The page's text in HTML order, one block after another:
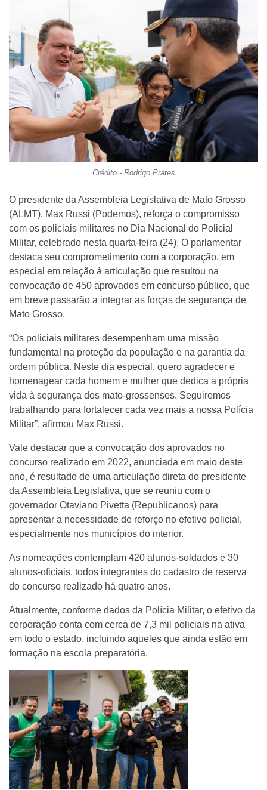
Crédito - Rodrigo Prates
O presidente da Assembleia Legislativa de Mato Grosso
(ALMT), Max Russi (Podemos), reforça o compromisso
com os policiais militares no Dia Nacional do Policial
Militar, celebrado nesta quarta-feira (24). O parlamentar
destaca seu comprometimento com a corporação, em
especial em relação à articulação que resultou na
convocação de 450 aprovados em concurso público, que
em breve passarão a integrar as forças de segurança de
Mato Grosso.
“Os policiais militares desempenham uma missão
fundamental na proteção da população e na garantia da
ordem pública. Neste dia especial, quero agradecer e
homenagear cada homem e mulher que dedica a própria
vida à segurança dos mato-grossenses. Seguiremos
trabalhando para fortalecer cada vez mais a nossa Polícia
Militar”, afirmou Max Russi.
Vale destacar que a convocação dos aprovados no
concurso realizado em 2022, anunciada em maio deste
ano, é resultado de uma articulação direta do presidente
da Assembleia Legislativa, que se reuniu com o
governador Otaviano Pivetta (Republicanos) para
apresentar a necessidade de reforço no efetivo policial,
especialmente nos municípios do interior.
As nomeações contemplam 420 alunos-soldados e 30
alunos-oficiais, todos integrantes do cadastro de reserva
do concurso realizado há quatro anos.
Atualmente, conforme dados da Polícia Militar, o efetivo da
corporação conta com cerca de 7,3 mil policiais na ativa
em todo o estado, incluindo aqueles que ainda estão em
formação na escola preparatória.